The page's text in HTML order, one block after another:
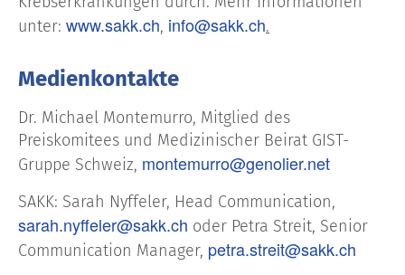
unter: www.sakk.ch, info@sakk.ch.
Medienkontakte
Dr. Michael Montemurro, Mitglied des
Preiskomitees und Medizinischer Beirat GIST-
Gruppe Schweiz, montemurro@genolier.net
SAKK: Sarah Nyffeler, Head Communication,
sarah.nyffeler@sakk.ch oder Petra Streit, Senior
Communication Manager, petra.streit@sakk.ch